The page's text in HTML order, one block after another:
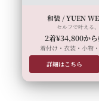
和装 / YUEN
セルフで叶える
2着¥34,800か
着付け・衣装・小物
詳細はこちら